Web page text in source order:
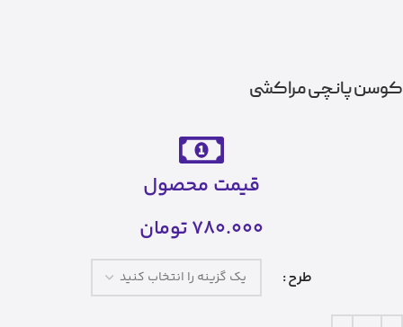
کوسن پانچی مراکشی
قیمت محصول
780.000تومان
طرح